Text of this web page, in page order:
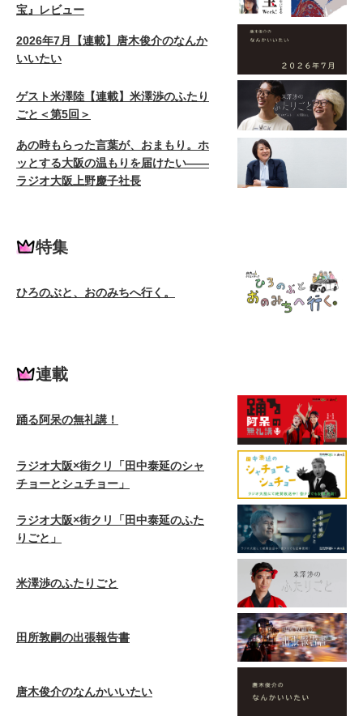
宝』レビュー
2026年7月【連載】唐木俊介のなんか
いいたい
ゲスト米澤陸【連載】米澤渉のふたり
ごと＜第5回＞
あの時もらった言葉が、おまもり。ホ
ッとする大阪の温もりを届けたい——
ラジオ大阪上野慶子社長
特集
ひろのぶと、おのみちへ行く。
連載
踊る阿呆の無礼講！
ラジオ大阪×街クリ「田中泰延のシャ
チョーとシュチョー」
ラジオ大阪×街クリ「田中泰延のふた
りごと」
米澤渉のふたりごと
田所敦嗣の出張報告書
唐木俊介のなんかいいたい